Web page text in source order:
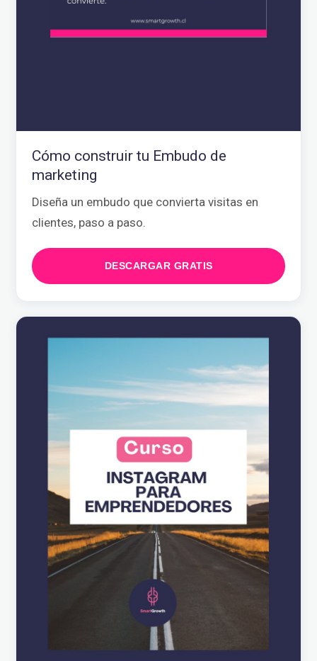
Cómo construir tu Embudo de
marketing
Diseña un embudo que convierta visitas en
clientes, paso a paso.
DESCARGAR GRATIS